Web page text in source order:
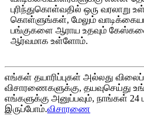
புரிந்துகொள்வதில் ஒரு வரலாறு
கொள்ளுங்கள், மேலும்
பங்குகளை ஆராய உதவும்
ஆர்வமாக உள்ளோம்.
எங்கள் தயாரிப்புகள் அல்லது
விசாரணைகளுக்கு, தயவுசெய்து
எங்களுக்கு அனுப்பவும், நாங்கள் 24
இருப்போம்.விசாரணை